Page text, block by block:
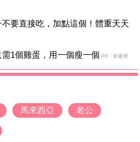
要直接吃，加點這個！體重天天
1個雞蛋，用一個瘦一個 PR・新素簡
馬來西亞 老公